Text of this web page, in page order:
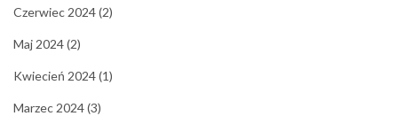
Czerwiec 2024(2)
Maj 2024(2)
Kwiecień 2024(1)
Marzec 2024(3)